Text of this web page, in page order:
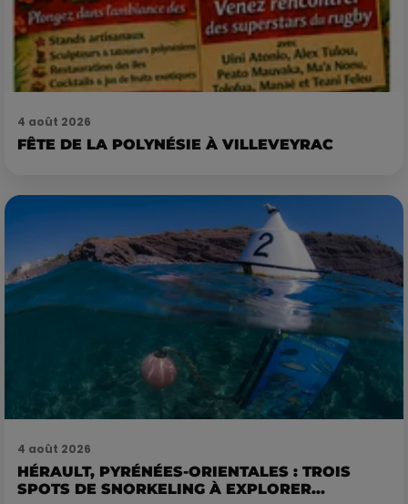
4 août 2026
FÊTE DE LA POLYNÉSIE À VILLEVEYRAC
4 août 2026
HÉRAULT, PYRÉNÉES-ORIENTALES : TROIS
SPOTS DE SNORKELING À EXPLORER...